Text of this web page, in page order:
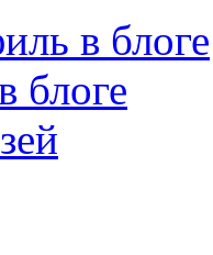
в блоге
блоге